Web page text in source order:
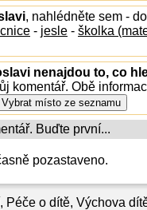
, Péče o dítě, Výchova
, nahlédněte sem -
- jesle - školka
nenajdou to, co
komentář. Obě
Buďte první...
pozastaveno.